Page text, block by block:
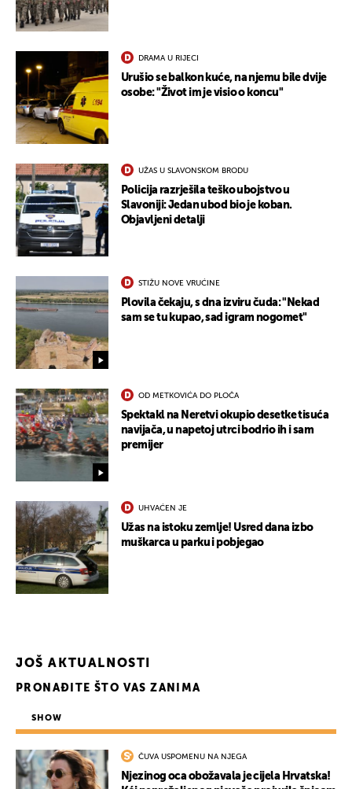
DRAMA U RIJECI
Urušio se balkon kuće, na njemu bile dvije
osobe: "Život im je visio o koncu"
UŽAS U SLAVONSKOM BRODU
Policija razrješila teško ubojstvo u
Slavoniji: Jedan ubod bio je koban.
Objavljeni detalji
STIŽU NOVE VRUĆINE
Plovila čekaju, s dna izviru čuda: "Nekad
sam se tu kupao, sad igram nogomet"
OD METKOVIĆA DO PLOČA
Spektakl na Neretvi okupio desetke tisuća
navijača, u napetoj utrci bodrio ih i sam
premijer
UHVAĆEN JE
Užas na istoku zemlje! Usred dana izbo
muškarca u parku i pobjegao
JOŠ AKTUALNOSTI
PRONAĐITE ŠTO VAS ZANIMA
SHOW
ČUVA USPOMENU NA NJEGA
Njezinog oca obožavala je cijela Hrvatska!
UKLJUČITE NOTIFIKACIJE